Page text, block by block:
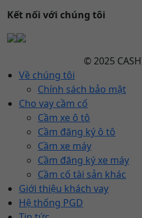
Kết nối với chúng tôi
© 2025
Về chúng tôi
Chính sách bảo mật
Cho vay cầm cố
Cầm xe ô tô
Cầm đăng ký ô tô
Cầm xe máy
Cầm đăng ký xe máy
Cầm cố tài sản khác
Giới thiệu khách vay
Hệ thống PGD